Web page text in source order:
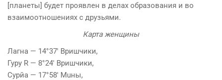
[планеты] будет проявлен в делах образования и во
взаимоотношениях с друзьями.
Карта женщины
Лагна — 14°37′ Вришчики,
Гуру R — 8°24′ Вришчики,
Сyрйа — 17°58′ Мuны,